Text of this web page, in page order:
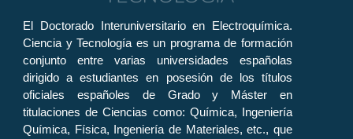
El Doctorado Interuniversitario en Electroquímica.
Ciencia y Tecnología es un programa de formación
conjunto entre varias universidades españolas
dirigido a estudiantes en posesión de los títulos
oficiales españoles de Grado y Máster en
titulaciones de Ciencias como: Química, Ingeniería
Química, Física, Ingeniería de Materiales, etc., que